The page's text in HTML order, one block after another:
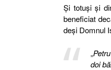
Și totuși și
beneficiat
deși Domnul
„
doi